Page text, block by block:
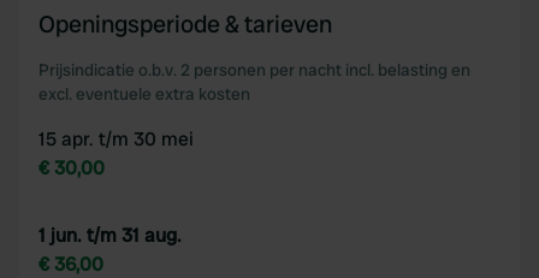
Openingsperiode & tarieven
Prijsindicatie o.b.v. 2 personen per nacht incl. belasting en
excl. eventuele extra kosten
15 apr. t/m 30 mei
€ 30,00
1 jun. t/m 31 aug.
€ 36,00